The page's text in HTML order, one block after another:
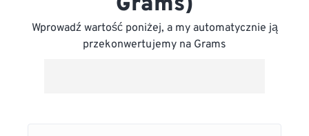
Wprowadź wartość poniżej, a my automatycznie ją
przekonwertujemy na Grams